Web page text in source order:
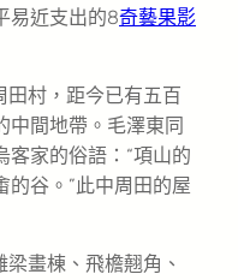
易近支出的8奇藝果影
田村，距今已有五百
中間地帶。毛澤東同
客家的俗語：“項山的
的谷。”此中周田的屋
畫棟、飛檐翹角、